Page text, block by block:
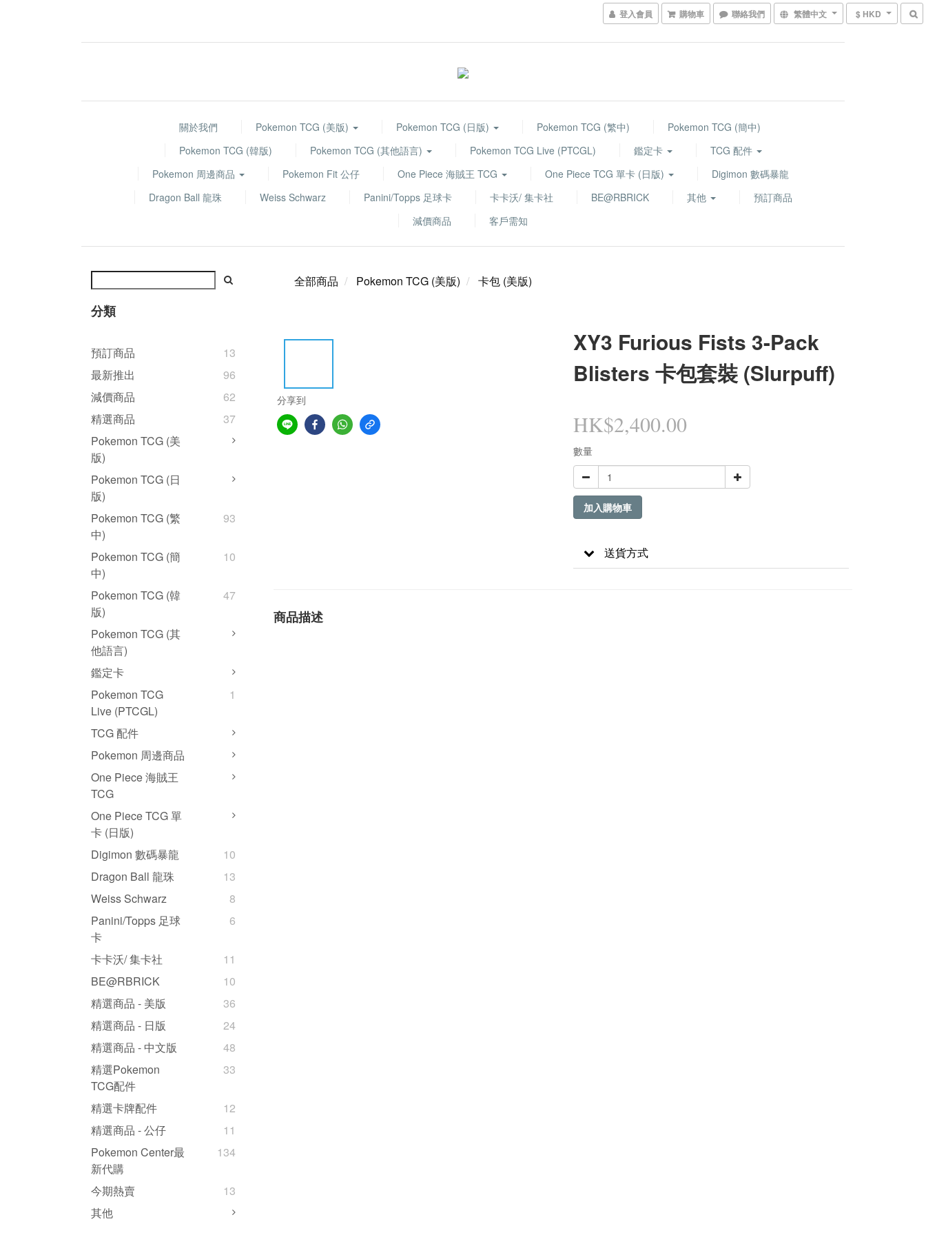
登入會員 購物車 聯絡我們 繁體中文 $ HKD
關於我們 Pokemon TCG (美版) Pokemon TCG (日版) Pokemon TCG (繁中)
Pokemon TCG (簡中)
Pokemon TCG (韓版)
Pokemon TCG (其他語言) Pokemon TCG Live (PTCGL) 鑑定卡
TCG 配件
Pokemon 周邊商品
Pokemon Fit 公仔 One Piece 海賊王 TCG One Piece TCG 單卡 (日版)
Digimon 數碼暴龍
Dragon Ball 龍珠
Weiss Schwarz Panini/Topps 足球卡 卡卡沃/ 集卡社 BE@RBRICK 其他
預訂商品
減價商品
客戶需知
分類
預訂商品
13
最新推出
96
減價商品
62
精選商品
37
Pokemon TCG (美
版)
Pokemon TCG (日
版)
Pokemon TCG (繁
中)
93
Pokemon TCG (簡
中)
10
Pokemon TCG (韓
版)
47
Pokemon TCG (其
他語言)
鑑定卡
Pokemon TCG
Live (PTCGL)
1
TCG 配件
Pokemon 周邊商品
One Piece 海賊王
TCG
One Piece TCG 單
卡 (日版)
Digimon 數碼暴龍
10
Dragon Ball 龍珠
13
Weiss Schwarz
8
Panini/Topps 足球
卡
6
卡卡沃/ 集卡社
11
BE@RBRICK
10
精選商品 - 美版
36
精選商品 - 日版
24
精選商品 - 中文版
48
精選Pokemon
TCG配件
33
精選卡牌配件
12
精選商品 - 公仔
11
Pokemon Center最
新代購
134
今期熱賣
13
其他
全部商品 Pokemon TCG (美版) 卡包 (美版)
分享到
XY3 Furious Fists 3-Pack
Blisters 卡包套裝 (Slurpuff)
HK$2,400.00
數量
加入購物車
送貨方式
商品描述